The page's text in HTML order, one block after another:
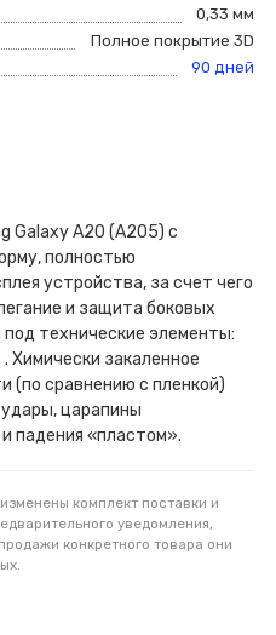
0,33 мм
Полное покрытие 3D
90 дней
Galaxy A20 (A205) с
полностью
устройства, за счет чего
и защита боковых
технические элементы:
Химически закаленное
(по сравнению с пленкой)
царапины
падения «пластом».
комплект поставки и
уведомления,
конкретного товара они